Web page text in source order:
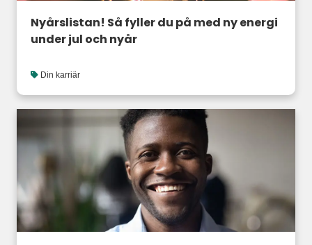
Nyårslistan! Så fyller du på med ny energi
under jul och nyår
Din karriär